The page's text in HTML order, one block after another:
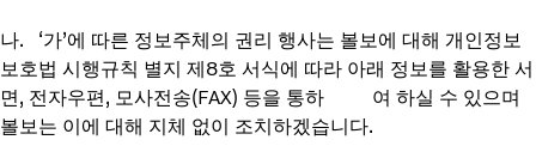
나. ‘가’에 따른 정보주체의 권리 행사는 볼보에 대해 개인정보
보호법 시행규칙 별지 제8호 서식에 따라 아래 정보를 활용한 서
면, 전자우편, 모사전송(FAX) 등을 통하 여 하실 수 있으며
볼보는 이에 대해 지체 없이 조치하겠습니다.